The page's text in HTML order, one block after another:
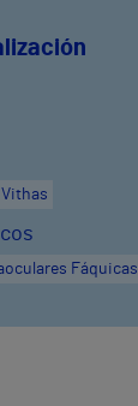
Fáquicas